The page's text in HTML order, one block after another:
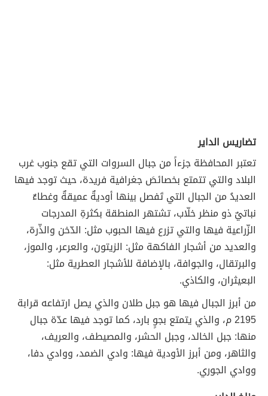
تضاريس الداير
تعتبر المحافظة جزءاً من جبال السروات التي تقع جنوب غرب
البلاد والتي تتمتع بخصائصَ جغرافية فريدة، حيث توجد فيها
العديدُ من الجبال التي تَفصل بينها أوديةٌ عميقةٌ وغطاءٌ
نباتيٌ ذو منظر خلّاب، تشتهر المنطقة بكثرةِ المدرجات
الزّراعية فيها والتي تزرع فيها الحبوب مثل: الدّخن والذّرة،
والعديد من أشجار الفاكهة مثل: الزيتون، والعرعر، والموز،
والبرتقال، والجوافة، بالإضافة للأشجار العطرية مثل:
البعيثران، والكاذي.
من أبرز الجبال فيها هو جبل طلان والذي يصل ارتفاعه قرابة
2195 م، والذي يتمتع بجوٍ بارد، كما توجد فيها عدّة جبال
منها: جبل الخالد، وجبل الحشر، والمصيطف، والعريف،
والثاهر، ومن أبرز الأودية فيها: وادي الضمد، ووادي دفا،
ووادي الجوري.